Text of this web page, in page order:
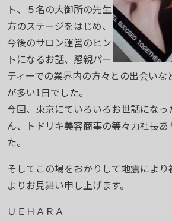
ト、５名の大御所の先生
方のステージをはじめ、
今後のサロン運営のヒン
トになるお話、懇親パー
ティーでの業界内の方々との出会いな
が多い1日でした。
今回、東京にていろいろお世話になっ
ん、トドリキ美容商事の等々力社長
た。
そしてこの場をおかりして地震によ
よりお見舞い申し上げます。
ＵＥＨＡＲＡ